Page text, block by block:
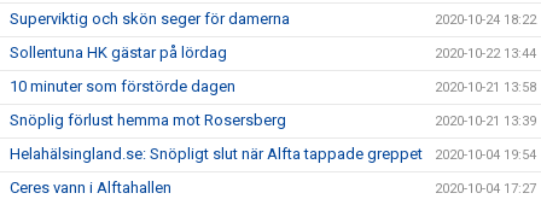
Superviktig och skön seger för damerna 2020-10-24 18:22
Sollentuna HK gästar på lördag 2020-10-22 13:44
10 minuter som förstörde dagen 2020-10-21 13:58
Snöplig förlust hemma mot Rosersberg 2020-10-21 13:39
Helahälsingland.se: Snöpligt slut när Alfta tappade greppet 2020-10-04 19:54
Ceres vann i Alftahallen 2020-10-04 17:27